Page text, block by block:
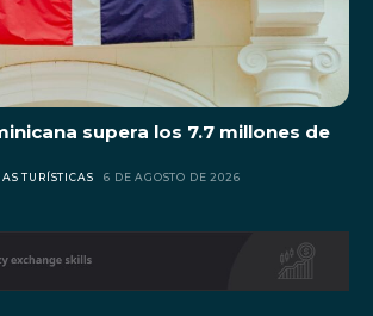
supera los 7.7 millones de
TURÍSTICAS 6 DE AGOSTO DE 2026